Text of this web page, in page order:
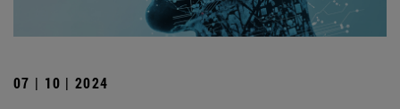
07 | 10 | 2024